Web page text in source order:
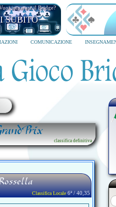
imparare il Bridge?
SUBITO
COMUNICAZIONE
classifica definitiva
Classifica Locale6ª / 40,35